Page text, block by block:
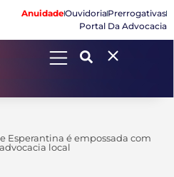
AnuidadeOuvidoriaPrerrogativas
Portal Da Advocacia
Esperantina é empossada com
local